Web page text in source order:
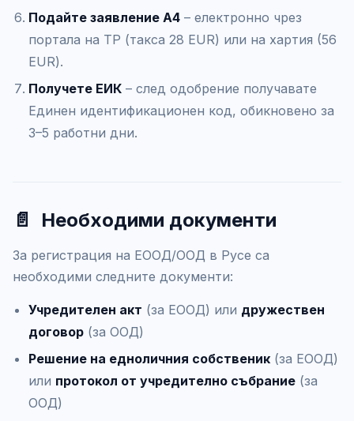
Подайте заявление А4 – електронно чрез
портала на ТР (такса 28 EUR) или на хартия (56
EUR).
Получете ЕИК – след одобрение получавате
Единен идентификационен код, обикновено за
3–5 работни дни.
📄 Необходими документи
За регистрация на ЕООД/ООД в Русе са
необходими следните документи:
Учредителен акт (за ЕООД) или дружествен
договор (за ООД)
Решение на едноличния собственик (за ЕООД)
или протокол от учредително събрание (за
ООД)